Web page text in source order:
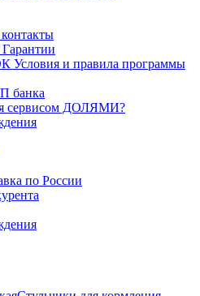
и правила программы
банка
сервисом ДОЛЯМИ?
по России